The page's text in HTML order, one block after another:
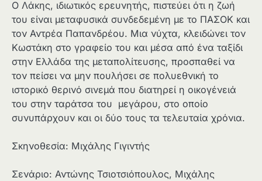
Ο Λάκης, ιδιωτικός ερευνητής, πιστεύει ότι η ζωή
του είναι μεταφυσικά συνδεδεμένη με το ΠΑΣΟΚ και
τον Αντρέα Παπανδρέου. Μια νύχτα, κλειδώνει τον
Κωστάκη στο γραφείο του και μέσα από ένα ταξίδι
στην Ελλάδα της μεταπολίτευσης, προσπαθεί να
τον πείσει να μην πουλήσει σε πολυεθνική το
ιστορικό θερινό σινεμά που διατηρεί η οικογένειά
του στην ταράτσα του μεγάρου, στο οποίο
συνυπάρχουν και οι δύο τους τα τελευταία χρόνια.
Σκηνοθεσία: Μιχάλης Γιγιντής
Σενάριο: Αντώνης Τσιοτσιόπουλος, Μιχάλης